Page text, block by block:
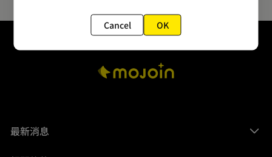
最新消息
Cancel OK